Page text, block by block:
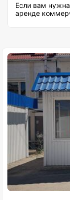
Если вам
аренде